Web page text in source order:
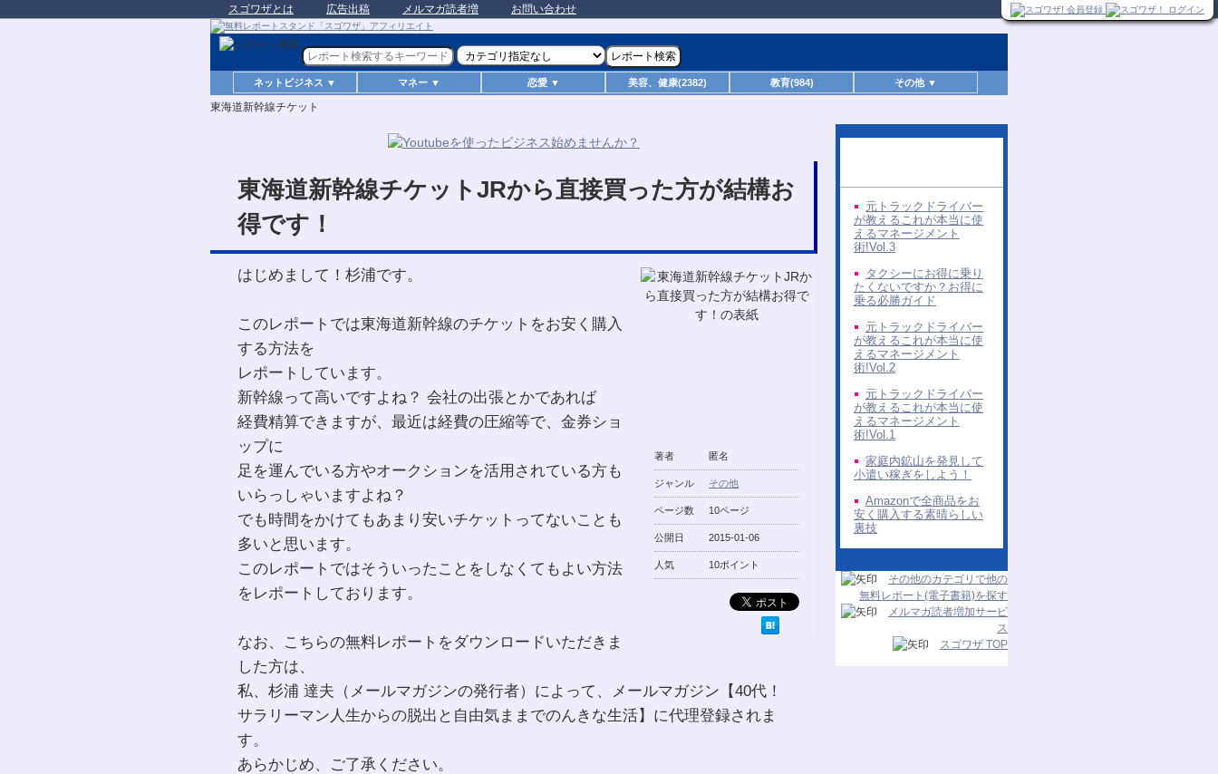
スゴワザとは 広告出稿 メルマガ読者増 お問い合わせ
ネットビジネス ▼ マネー ▼ 恋愛 ▼ 美容、健康(2382) 教育(984) その他 ▼
東海道新幹線チケット
東海道新幹線チケットJRから直接買った方が結構お
得です！
著者 匿名
ジャンル その他
ページ数 10ページ
公開日 2015-01-06
人気 10ポイント
はじめまして！杉浦です。
このレポートでは東海道新幹線のチケットをお安く購入
する方法を
レポートしています。
新幹線って高いですよね？ 会社の出張とかであれば
経費精算できますが、最近は経費の圧縮等で、金券ショ
ップに
足を運んでいる方やオークションを活用されている方も
いらっしゃいますよね？
でも時間をかけてもあまり安いチケットってないことも
多いと思います。
このレポートではそういったことをしなくてもよい方法
をレポートしております。
なお、こちらの無料レポートをダウンロードいただきま
した方は、
私、杉浦 達夫（メールマガジンの発行者）によって、メールマガジン【40代！
サラリーマン人生からの脱出と自由気ままでのんきな生活】に代理登録されま
す。
あらかじめ、ご了承ください。
元トラックドライバー
が教えるこれが本当に使
えるマネージメント
術!Vol.3
タクシーにお得に乗り
たくないですか？お得に
乗る必勝ガイド
元トラックドライバー
が教えるこれが本当に使
えるマネージメント
術!Vol.2
元トラックドライバー
が教えるこれが本当に使
えるマネージメント
術!Vol.1
家庭内鉱山を発見して
小遣い稼ぎをしよう！
Amazonで全商品をお
安く購入する素晴らしい
裏技
その他のカテゴリで他の
無料レポート(電子書籍)を探す
メルマガ読者増加サービ
ス
スゴワザ TOP